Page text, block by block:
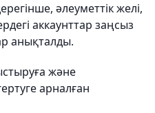
әлеуметтік желі,
аккаунттар заңсыз
анықталды.
және
арналған